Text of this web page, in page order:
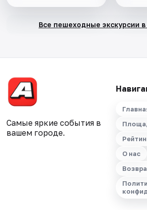
Все пешеходные экскурсии
Самые яркие события в
вашем городе.
О нас